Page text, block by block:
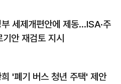
세제개편안에 제동…ISA·주
기안 재검토 지시
'폐기 버스 청년 주택' 제안